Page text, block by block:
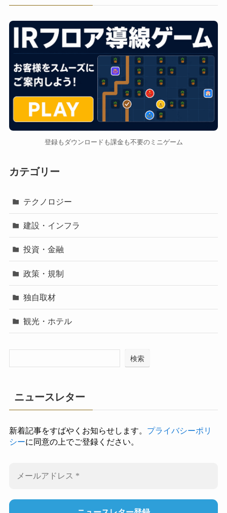
登録もダウンロードも課金も不要のミニゲーム
カテゴリー
テクノロジー
建設・インフラ
投資・金融
政策・規制
独自取材
観光・ホテル
検索
ニュースレター
新着記事をすばやくお知らせします。 プライバシーポリ
シーに同意の上でご登録ください。